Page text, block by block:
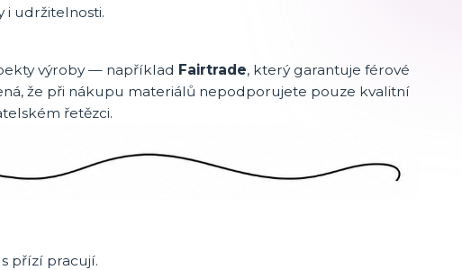
i udržitelnosti.
výroby — například Fairtrade, který garantuje férové
že při nákupu materiálů nepodporujete pouze kvalitní
řetězci.
přízí pracují.